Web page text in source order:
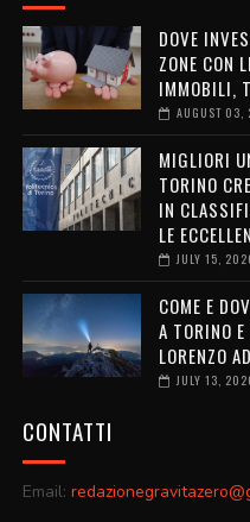
DOVE
ZONE CON
IMMOBILI,
AUGUST 03,
MIGLIORI
TORINO
IN
LE
JULY 15,
COME E
A TORINO
LORENZO
JULY 13,
CONTATTI
Email: